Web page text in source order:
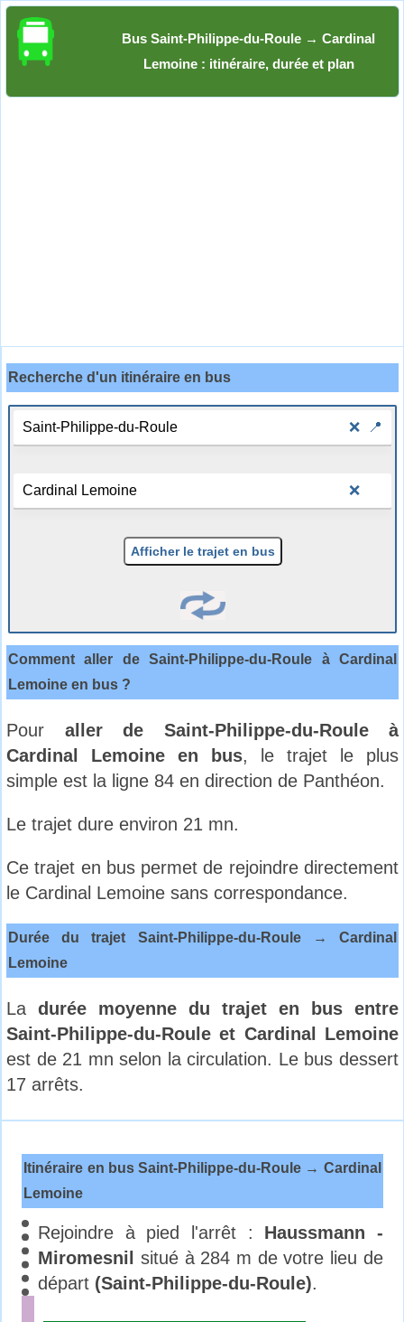
Bus Saint-Philippe-du-Roule → Cardinal
Lemoine : itinéraire, durée et plan
Recherche d'un itinéraire en bus
❌ 📍
❌
Afficher le trajet en bus
Comment aller de Saint-Philippe-du-Roule à Cardinal
Lemoine en bus ?
Pour aller de Saint-Philippe-du-Roule à
Cardinal Lemoine en bus, le trajet le plus
simple est la ligne 84 en direction de Panthéon.
Le trajet dure environ 21 mn.
Ce trajet en bus permet de rejoindre directement
le Cardinal Lemoine sans correspondance.
Durée du trajet Saint-Philippe-du-Roule → Cardinal
Lemoine
La durée moyenne du trajet en bus entre
Saint-Philippe-du-Roule et Cardinal Lemoine
est de 21 mn selon la circulation. Le bus dessert
17 arrêts.
Itinéraire en bus Saint-Philippe-du-Roule → Cardinal
Lemoine
Rejoindre à pied l'arrêt : Haussmann -
Miromesnil
situé à 284 m de votre lieu de
départ (Saint-Philippe-du-Roule).